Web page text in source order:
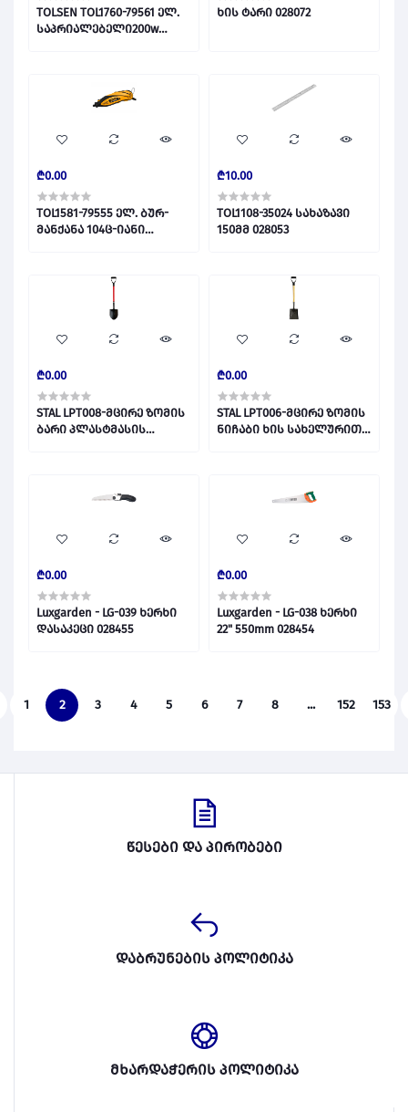
TOLSEN TOL1760-79561 ელ.
საპრიალებელი200w
ხის ტარი 028072
₾0.00
TOL1581-79555 ელ. ბურ-
მანქანა 104ც-იანი
₾10.00
TOL1108-35024 სახაზავი
150მმ 028053
₾0.00
STAL LPT008-მცირე ზომის
ბარი პლასტმასის
₾0.00
STAL LPT006-მცირე ზომის
ნიჩაბი ხის სახელურით
₾0.00
Luxgarden - LG-039 ხერხი
დასაკეცი 028455
₾0.00
Luxgarden - LG-038 ხერხი
22" 550mm 028454
1 2 3 4 5 6 7 8 ... 152 153
წესები და პირობები
დაბრუნების პოლიტიკა
მხარდაჭერის პოლიტიკა